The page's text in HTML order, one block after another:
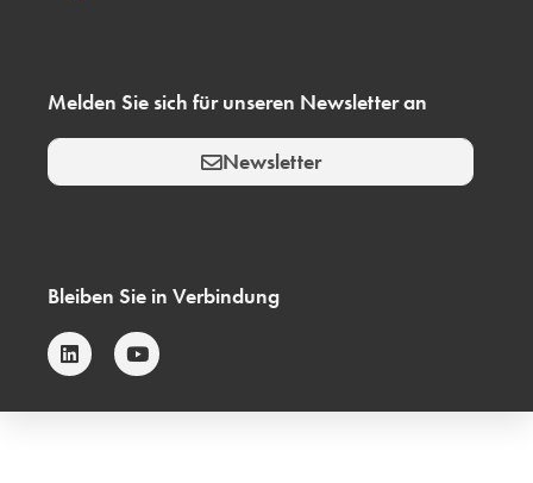
Melden Sie sich für unseren Newsletter an
Newsletter
Bleiben Sie in Verbindung